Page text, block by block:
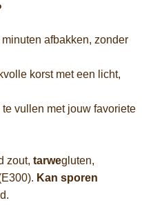
afbakken, zonder
korst met een licht,
te vullen met jouw favoriete
zout, tarwegluten,
Kan sporen